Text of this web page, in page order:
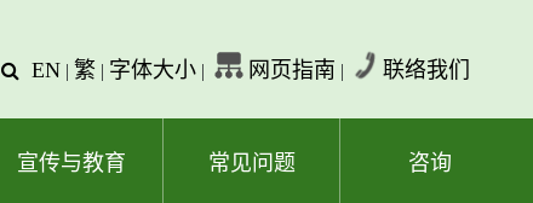
查
字
EN | 繁 | 字体大小 | 网页指南 | 联络我们
宣传与教育 常见问题 咨询